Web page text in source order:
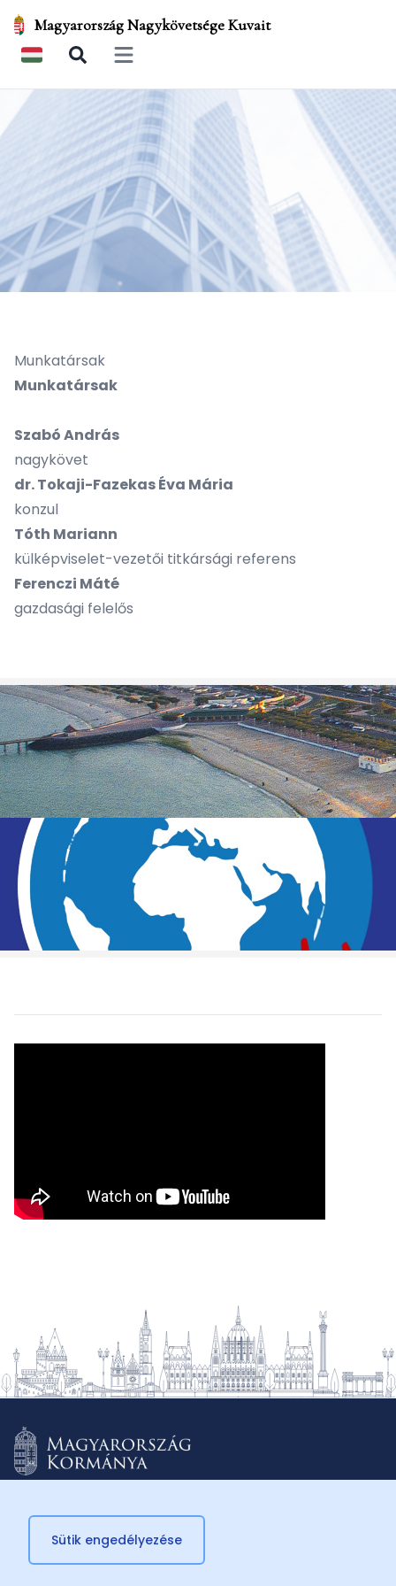
Magyarország Nagykövetsége Kuvait
Open main menu
Munkatársak
Munkatársak
Szabó András
nagykövet
dr. Tokaji-Fazekas Éva Mária
konzul
Tóth Mariann
külképviselet-vezetői titkársági referens
Ferenczi Máté
gazdasági felelős
© 2026 Külügyminisztérium
Sütik engedélyezése